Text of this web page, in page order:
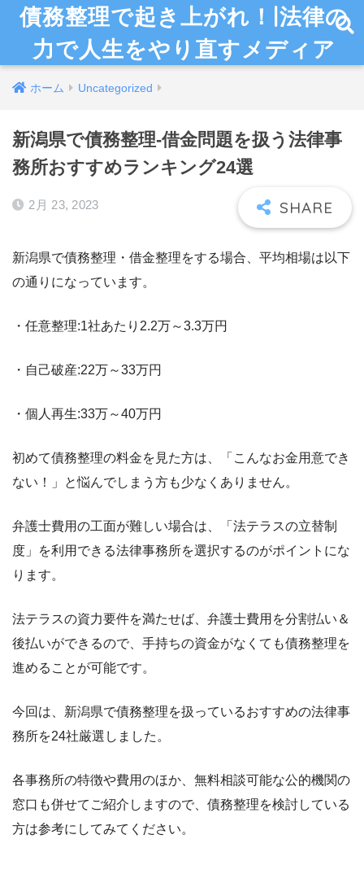
債務整理で起き上がれ！|法律の
力で人生をやり直すメディア
ホーム Uncategorized
新潟県で債務整理-借金問題を扱う法律事
務所おすすめランキング24選
2月 23, 2023
新潟県で債務整理・借金整理をする場合、平均相場は以下
の通りになっています。
・任意整理:1社あたり2.2万～3.3万円
・自己破産:22万～33万円
・個人再生:33万～40万円
初めて債務整理の料金を見た方は、「こんなお金用意でき
ない！」と悩んでしまう方も少なくありません。
弁護士費用の工面が難しい場合は、「法テラスの立替制
度」を利用できる法律事務所を選択するのがポイントにな
ります。
法テラスの資力要件を満たせば、弁護士費用を分割払い＆
後払いができるので、手持ちの資金がなくても債務整理を
進めることが可能です。
今回は、新潟県で債務整理を扱っているおすすめの法律事
務所を24社厳選しました。
各事務所の特徴や費用のほか、無料相談可能な公的機関の
窓口も併せてご紹介しますので、債務整理を検討している
方は参考にしてみてください。